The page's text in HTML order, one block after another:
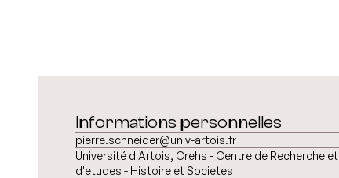
Informations personnelles
pierre.schneider@univ-artois.fr
Université d'Artois, Crehs - Centre de Recherche et
d'etudes - Histoire et Societes